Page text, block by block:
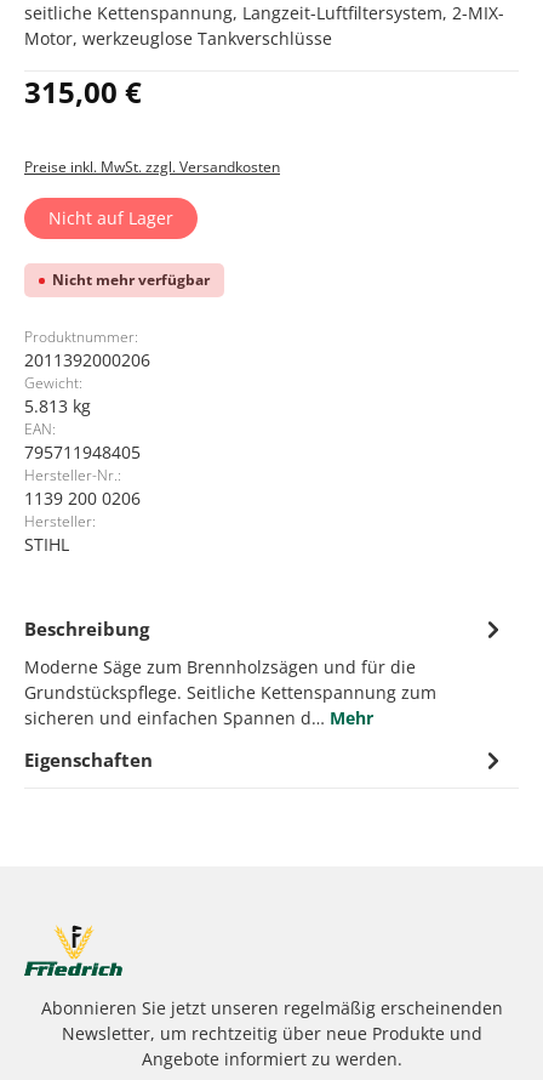
seitliche Kettenspannung, Langzeit-Luftfiltersystem, 2-MIX-
Motor, werkzeuglose Tankverschlüsse
Regulärer Preis:
315,00 €
Preise inkl. MwSt. zzgl. Versandkosten
Nicht auf Lager
Nicht mehr verfügbar
Produktnummer:
2011392000206
Gewicht:
5.813 kg
EAN:
795711948405
Hersteller-Nr.:
1139 200 0206
Hersteller:
STIHL
Beschreibung
Moderne Säge zum Brennholzsägen und für die
Grundstückspflege. Seitliche Kettenspannung zum
sicheren und einfachen Spannen d… Mehr
Eigenschaften
Abonnieren Sie jetzt unseren regelmäßig erscheinenden
Newsletter, um rechtzeitig über neue Produkte und
Angebote informiert zu werden.